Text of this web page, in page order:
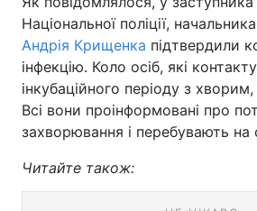
Національної поліції,
Андрія Крищенка підтвердили
інфекцію. Коло осіб, які
інкубаційного періоду з
Всі вони проінформовані про
захворювання і перебувають на
Читайте також: